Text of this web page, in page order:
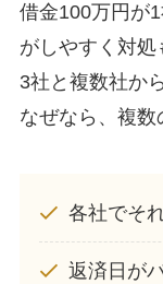
借金100万円が
がしやすく対処
3社と複数社か
なぜなら、複数
各社でそ
返済日が